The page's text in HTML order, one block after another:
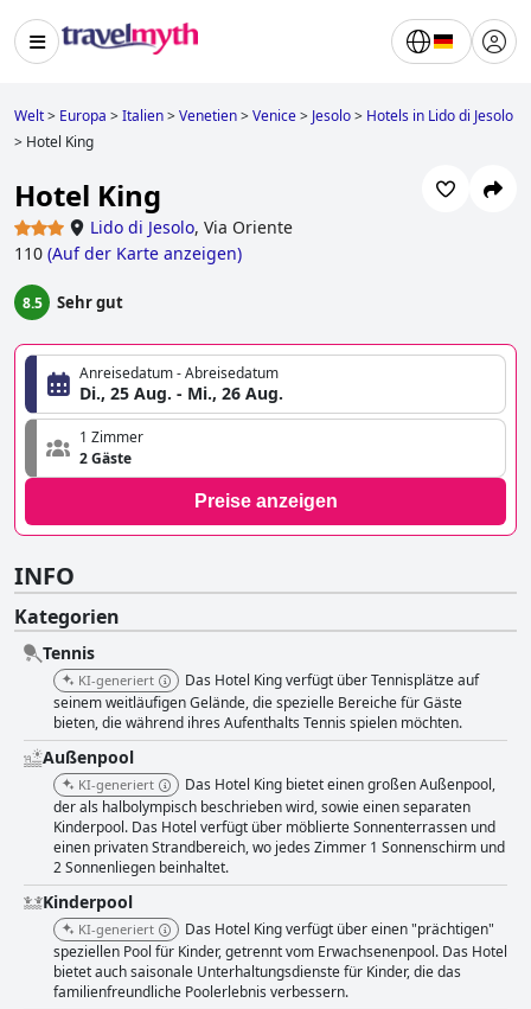
Welt> Europa >Italien>Venetien>Venice> Jesolo> Hotels in Lido di Jesolo
> Hotel King
Hotel King
Lido di Jesolo, Via Oriente
110 (Auf der Karte anzeigen)
8.5 Sehr gut
Anreisedatum - Abreisedatum
Di., 25 Aug. - Mi., 26 Aug.
1 Zimmer
2 Gäste
Preise anzeigen
INFO
Kategorien
Tennis
KI-generiert
Das Hotel King verfügt über Tennisplätze auf
seinem weitläufigen Gelände, die spezielle Bereiche für Gäste
bieten, die während ihres Aufenthalts Tennis spielen möchten.
Außenpool
KI-generiert
Das Hotel King bietet einen großen Außenpool,
der als halbolympisch beschrieben wird, sowie einen separaten
Kinderpool. Das Hotel verfügt über möblierte Sonnenterrassen und
einen privaten Strandbereich, wo jedes Zimmer 1 Sonnenschirm und
2 Sonnenliegen beinhaltet.
Kinderpool
KI-generiert
Das Hotel King verfügt über einen "prächtigen"
speziellen Pool für Kinder, getrennt vom Erwachsenenpool. Das Hotel
bietet auch saisonale Unterhaltungsdienste für Kinder, die das
familienfreundliche Poolerlebnis verbessern.